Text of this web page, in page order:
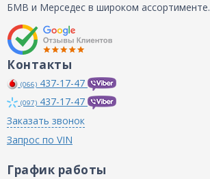
БМВ и Мерседес в широком ассортименте.
Контакты
(066) 437-17-47
(097) 437-17-47
Заказать звонок
Запрос по VIN
График работы